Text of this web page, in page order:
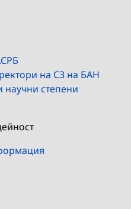
на СЗ на БАН
степени